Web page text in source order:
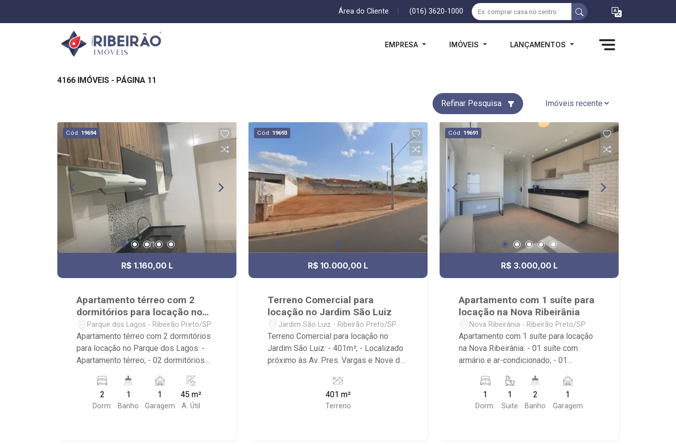
Área do Cliente (016) 3620-1000
EMPRESA IMÓVEIS LANÇAMENTOS
4166 IMÓVEIS - PÁGINA 11
Refinar Pesquisa
Cód. 19694
R$ 1.160,00 L
Apartamento térreo com 2
dormitórios para locação no
Parque dos Lagos
Parque dos Lagos - Ribeirão Preto/SP
Apartamento térreo com 2 dormitórios
para locação no Parque dos Lagos: -
Apartamento térreo; - 02 dormitórios
espelho e box; - 01 vaga coberta de
garagem; - Cozinha planejada; -
Condomínio com portaria 24horas,
2
Dorm.
1
Banho
1
Garagem
45 m²
A. Útil
Cód. 19693
R$ 10.000,00 L
Terreno Comercial para
locação no Jardim São Luiz
Jardim São Luiz - Ribeirão Preto/SP
Terreno Comercial para locação no
Jardim São Luiz: - 401m²; - Localizado
próximo às Av. Pres. Vargas e Nove de
venda, compra e locação. - Sinta-se em
casa na Ribeirão Imóveis, afinal Somos
e Vivemos Ribeirão: - funcionários
401 m²
Terreno
Cód. 19691
R$ 3.000,00 L
Apartamento com 1 suíte para
locação na Nova Ribeirânia
Nova Ribeirânia - Ribeirão Preto/SP
Apartamento com 1 suíte para locação
na Nova Ribeirânia: - 01 suíte com
armário e ar-condicionado; - 01
em vidro; - Lavabo; - Sala dois
ambientes com ar-condicionado; -
Cozinha com cooktop; - Sacada com
1
Dorm.
1
Suite
2
Banho
1
Garagem